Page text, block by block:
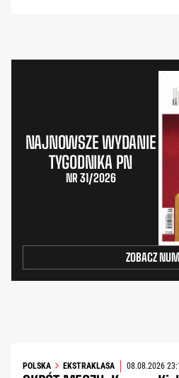
NAJNOWSZE WYDANIE
TYGODNIKA PN
NR 31/2026
ZOBACZ
POLSKA EKSTRAKLASA 08.08.2026